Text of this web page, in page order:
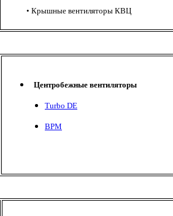
• Крышные вентиляторы КВЦ
Центробежные вентиляторы
Turbo DE
ВРМ